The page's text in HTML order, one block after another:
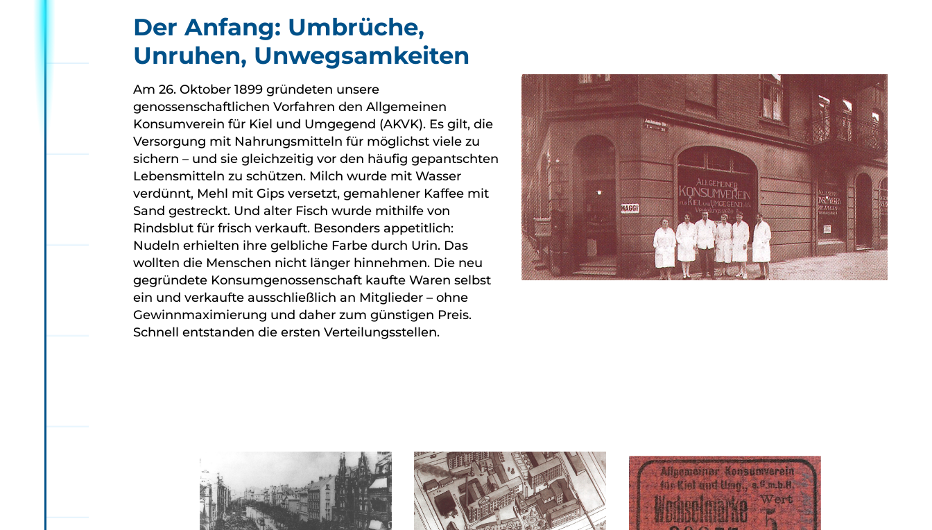
Der Anfang: Umbrüche,
Unruhen, Unwegsamkeiten
Am 26. Oktober 1899 gründeten unsere
genossenschaftlichen Vorfahren den Allgemeinen
Konsumverein für Kiel und Umgegend (AKVK). Es gilt, die
Versorgung mit Nahrungsmitteln für möglichst viele zu
sichern – und sie gleichzeitig vor den häufig gepantschten
Lebensmitteln zu schützen. Milch wurde mit Wasser
verdünnt, Mehl mit Gips versetzt, gemahlener Kaffee mit
Sand gestreckt. Und alter Fisch wurde mithilfe von
Rindsblut für frisch verkauft. Besonders appetitlich:
Nudeln erhielten ihre gelbliche Farbe durch Urin. Das
wollten die Menschen nicht länger hinnehmen. Die neu
gegründete Konsumgenossenschaft kaufte Waren selbst
ein und verkaufte ausschließlich an Mitglieder – ohne
Gewinnmaximierung und daher zum günstigen Preis.
Schnell entstanden die ersten Verteilungsstellen.